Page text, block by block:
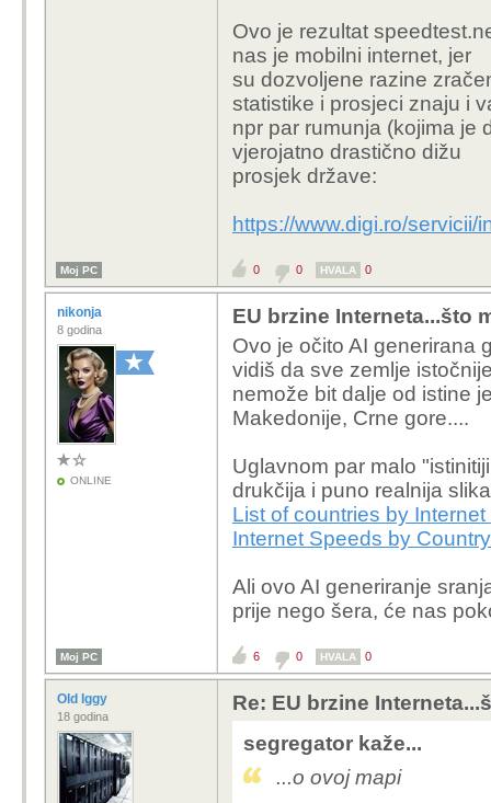
Ovo je rezultat
nas je mobilni internet, jer
su dozvoljene razine
statistike i prosjeci znaju i
npr par rumunja (kojima je
vjerojatno drastično dižu
prosjek države:
https://www.digi.ro/servicii/
Moj PC 0 0 HVALA 0
nikonja
8 godina
ONLINE
EU brzine Interneta...što
Ovo je očito AI generirana
vidiš da sve zemlje
nemože bit dalje od istine
Makedonije, Crne gore....
Uglavnom par malo
drukčija i puno realnija
List of countries by
Internet Speeds by
Ali ovo AI generiranje
prije nego šera, će nas
Moj PC 6 0 HVALA 0
Old Iggy
18 godina
Re: EU brzine
segregator kaže...
...o ovoj mapi